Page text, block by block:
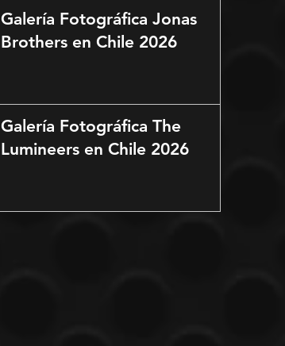
Galería Fotográfica Jonas
Brothers en Chile 2026
Galería Fotográfica The
Lumineers en Chile 2026